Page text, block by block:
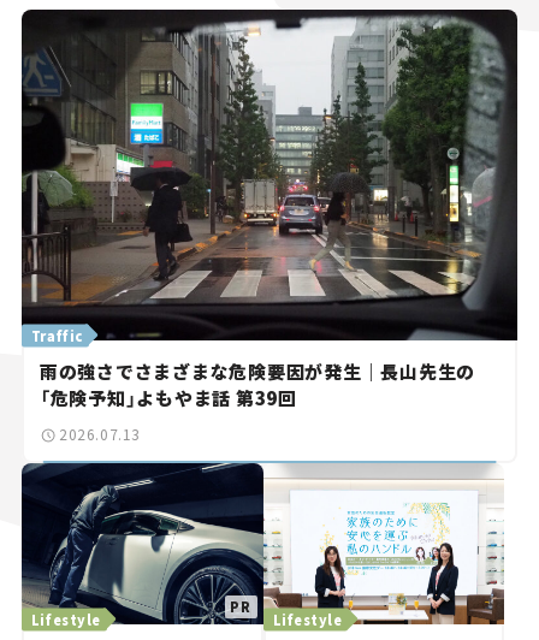
Traffic
雨の強さでさまざまな危険要因が発生｜長山先生の
「危険予知」よもやま話 第39回
2026.07.13
Lifestyle Lifestyle